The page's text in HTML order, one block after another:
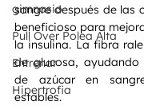
gimnasio
Pull Over Polea Alta
Entrenar
Hipertrofia
sangre después de las
beneficioso para
la insulina. La fibra
de glucosa,
de azúcar en
estables.